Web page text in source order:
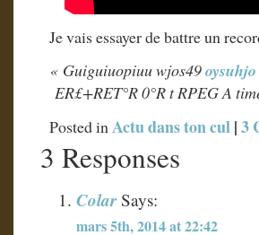
Je vais essayer de battre un
« Guiguiuopiuu wjos49oysuhjo
ER£+RET°R 0°R t RPEG A
Posted inActu dans ton cul|3
3 Responses
ColarSays:
mars 5th, 2014 at 22:42